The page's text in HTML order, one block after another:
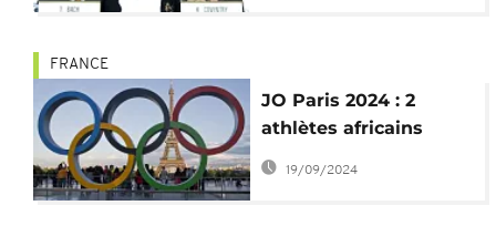
FRANCE
JO Paris 2024 : 2
athlètes africains
parmi les suspendus
pour dopage
19/09/2024